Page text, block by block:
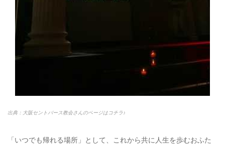
出典：大阪セントバース教会さんのページはコチラ♪
「いつでも帰れる場所」として、これから共に人生を歩むおふた